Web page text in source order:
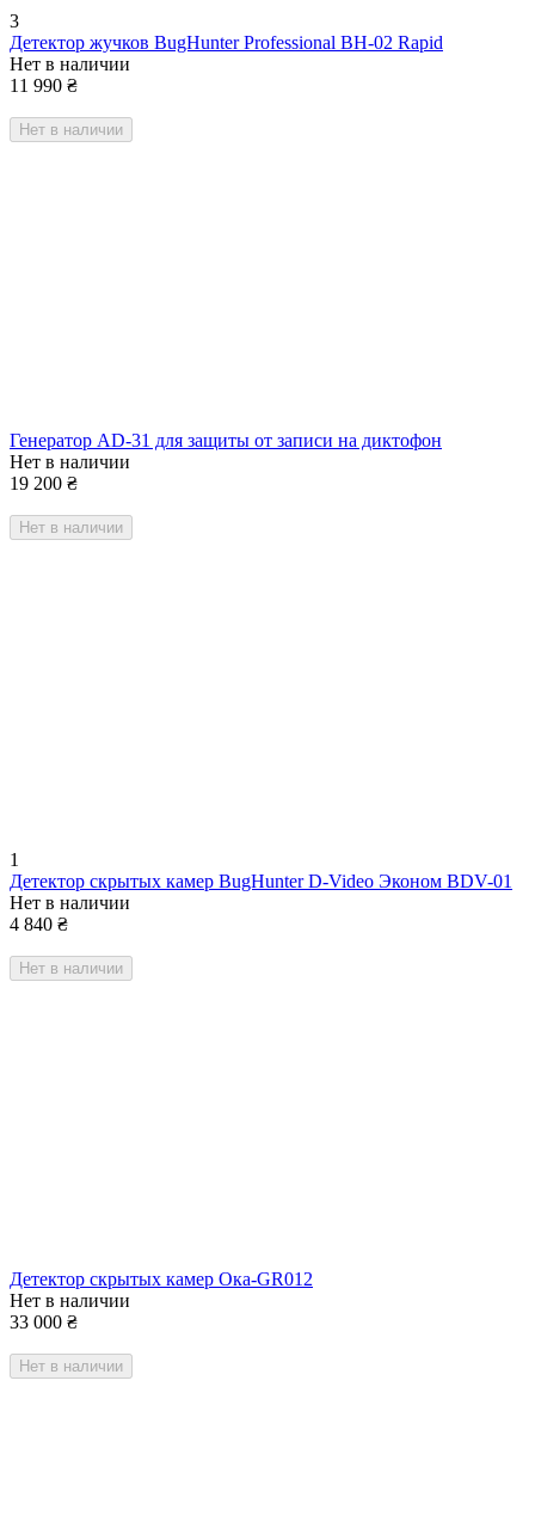
3
Детектор жучков BugHunter Professional BH-02 Rapid
Нет в наличии
11 990 ₴
Нет в наличии
Генератор AD-31 для защиты от записи на диктофон
Нет в наличии
19 200 ₴
Нет в наличии
1
Детектор скрытых камер BugHunter D-Video Эконом BDV-01
Нет в наличии
4 840 ₴
Нет в наличии
Детектор скрытых камер Ока-GR012
Нет в наличии
33 000 ₴
Нет в наличии